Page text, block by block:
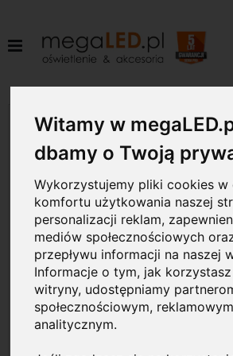
Witamy w
dbamy o Twoją
Wykorzystujemy pliki cookies w
komfortu użytkowania naszej
personalizacji reklam,
mediów społecznościowych
przepływu informacji na naszej
Informacje o tym, jak
witryny, udostępniamy
społecznościowym,
analitycznym.
galerii
3W